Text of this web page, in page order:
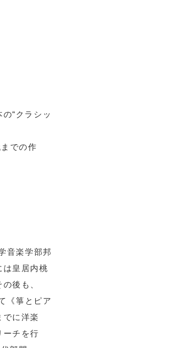
“クラシッ
での作
音楽学部邦
は皇居内桃
後も、
《箏とピア
でに洋楽
ーチを行